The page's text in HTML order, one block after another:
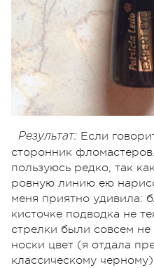
Результат: Если
сторонник
пользуюсь редко, так
ровную линию ею
меня приятно удивила:
кисточке подводка не
стрелки были совсем
носки цвет (я отдала
классическому